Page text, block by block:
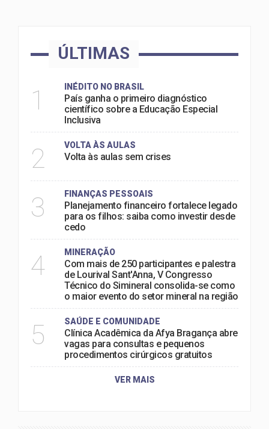
ÚLTIMAS
1 INÉDITO NO BRASIL
País ganha o primeiro diagnóstico
científico sobre a Educação Especial
Inclusiva
2 VOLTA ÀS AULAS
Volta às aulas sem crises
3 FINANÇAS PESSOAIS
Planejamento financeiro fortalece legado
para os filhos: saiba como investir desde
cedo
4 MINERAÇÃO
Com mais de 250 participantes e palestra
de Lourival Sant'Anna, V Congresso
Técnico do Simineral consolida-se como
o maior evento do setor mineral na região
5 SAÚDE E COMUNIDADE
Clínica Acadêmica da Afya Bragança abre
vagas para consultas e pequenos
procedimentos cirúrgicos gratuitos
VER MAIS